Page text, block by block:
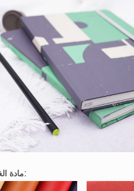
مادة الغطاء: